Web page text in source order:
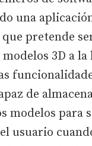
una
pretende
3D a la
de
modelos para
usuario